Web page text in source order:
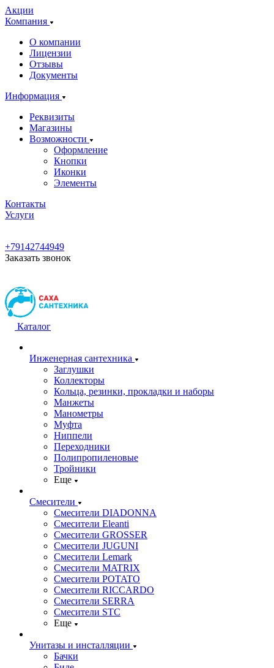
Акции
Компания
О компании
Лицензии
Отзывы
Документы
Информация
Реквизиты
Магазины
Возможности
Оформление
Кнопки
Иконки
Элементы
Контакты
Услуги
+79142744949
Заказать звонок
Каталог
Инженерная сантехника
Заглушки
Коллекторы
Кольца, резинки, прокладки и наборы
Манжеты
Манометры
Муфта
Ниппели
Переходники
Полипропиленовые
Тройники
Еще
Смесители
Смесители DIADONNA
Смесители Eleanti
Смесители GROSSER
Смесители JUGUNI
Смесители Lemark
Смесители MATRIX
Смесители POTATO
Смесители RICCARDO
Смесители SERRA
Смесители STC
Еще
Унитазы и инсталляции
Бачки